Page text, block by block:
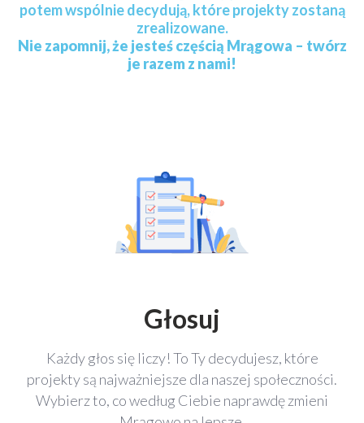
potem wspólnie decydują, które projekty zostaną
zrealizowane.
Nie zapomnij, że jesteś częścią Mrągowa – twórz
je razem z nami!
Głosuj
Każdy głos się liczy! To Ty decydujesz, które
projekty są najważniejsze dla naszej społeczności.
Wybierz to, co według Ciebie naprawdę zmieni